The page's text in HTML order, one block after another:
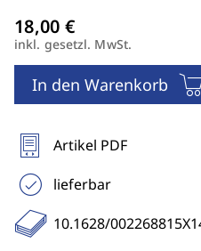
inkl. gesetzl. MwSt.
In den Warenkorb
Artikel PDF
lieferbar
10.1628/